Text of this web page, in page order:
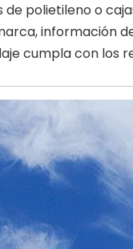
polietileno o
información
cumpla con los